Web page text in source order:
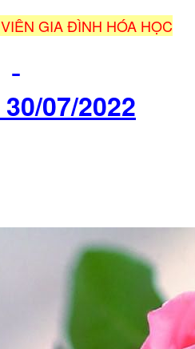
GIA ĐÌNH HÓA HỌC
07/2022